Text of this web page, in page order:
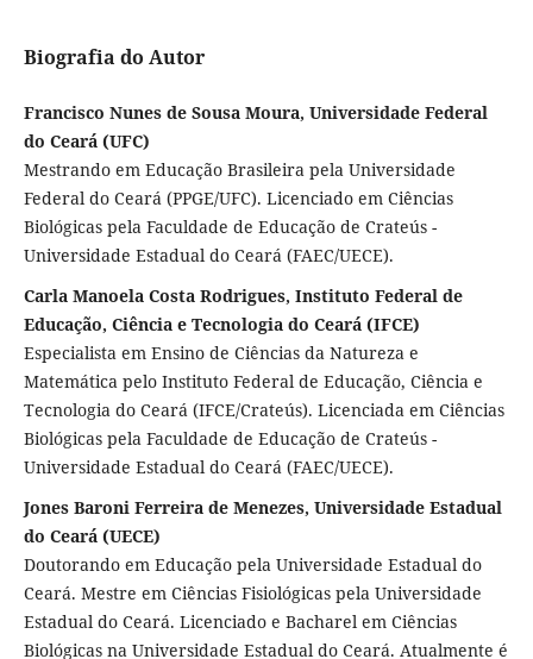
Biografia do Autor
Francisco Nunes de Sousa Moura, Universidade Federal
do Ceará (UFC)
Mestrando em Educação Brasileira pela Universidade
Federal do Ceará (PPGE/UFC). Licenciado em Ciências
Biológicas pela Faculdade de Educação de Crateús -
Universidade Estadual do Ceará (FAEC/UECE).
Carla Manoela Costa Rodrigues, Instituto Federal de
Educação, Ciência e Tecnologia do Ceará (IFCE)
Especialista em Ensino de Ciências da Natureza e
Matemática pelo Instituto Federal de Educação, Ciência e
Tecnologia do Ceará (IFCE/Crateús). Licenciada em Ciências
Biológicas pela Faculdade de Educação de Crateús -
Universidade Estadual do Ceará (FAEC/UECE).
Jones Baroni Ferreira de Menezes, Universidade Estadual
do Ceará (UECE)
Doutorando em Educação pela Universidade Estadual do
Ceará. Mestre em Ciências Fisiológicas pela Universidade
Estadual do Ceará. Licenciado e Bacharel em Ciências
Biológicas na Universidade Estadual do Ceará. Atualmente é